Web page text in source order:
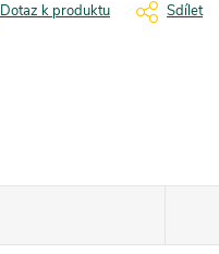
Dotaz k produktu Sdílet